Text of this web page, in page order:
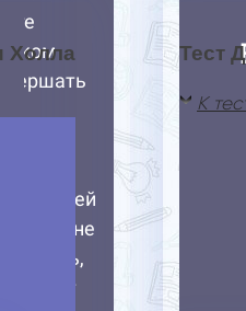
Холла Тест
К